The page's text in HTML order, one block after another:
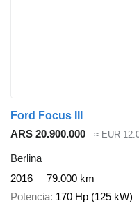
Ford Focus III
ARS 20.900.000
≈ EUR
Berlina
2016
79.000 km
Potencia 170 Hp (125 kW)